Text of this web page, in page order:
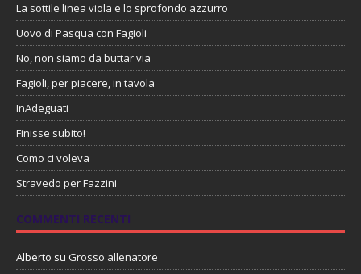
La sottile linea viola e lo sprofondo azzurro
Uovo di Pasqua con Fagioli
No, non siamo da buttar via
Fagioli, per piacere, in tavola
InAdeguati
Finisse subito!
Como ci voleva
Stravedo per Fazzini
COMMENTI RECENTI
Alberto su Grosso allenatore